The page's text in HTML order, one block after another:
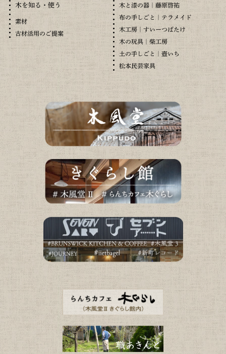
木を知る・使う
素材
古材活用のご提案
木と漆の器｜藤原啓祐
布の手しごと｜テラメイド
木工房｜すいーつばたけ
木の玩具｜柴工房
土の手しごと｜壺いち
松本民芸家具